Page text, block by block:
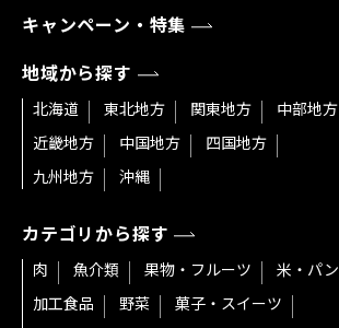
キャンペーン・特集
地域から探す
北海道 東北地方 関東地方
中部地方
近畿地方
中国地方
四国地方
九州地方
沖縄
カテゴリから探す
肉 魚介類 果物・フルーツ
米・パン
加工食品
野菜
菓子・スイーツ